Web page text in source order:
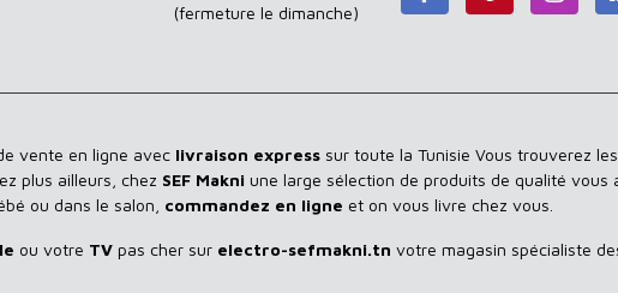
(fermeture le dimanche)
vente en ligne avec livraison express sur toute la Tunisie Vous trouverez
plus ailleurs, chez SEF Makni une large sélection de produits de qualité vous
ou dans le salon, commandez en ligne et on vous livre chez vous.
ou votre TV pas cher sur electro-sefmakni.tn votre magasin spécialiste